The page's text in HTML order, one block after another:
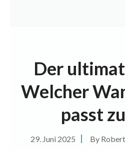
Der
Welcher
passt
29. Juni 2025 By